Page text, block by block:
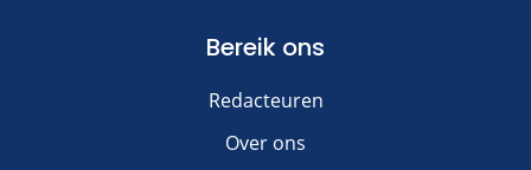
Bereik ons
Redacteuren
Over ons